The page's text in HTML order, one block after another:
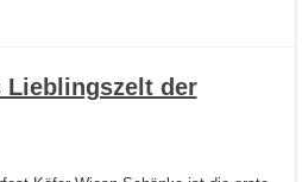
Lieblingszelt der